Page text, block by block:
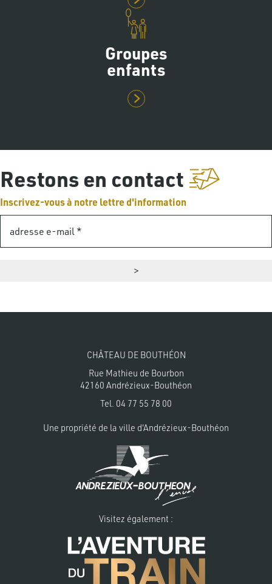
Groupes
enfants
Restons en contact
Inscrivez-vous à notre lettre d'information
CHÂTEAU DE BOUTHÉON
Rue Mathieu de Bourbon
42160 Andrézieux-Bouthéon
Tel. 04 77 55 78 00
Une propriété de la ville d'Andrézieux-Bouthéon
Visitez également :